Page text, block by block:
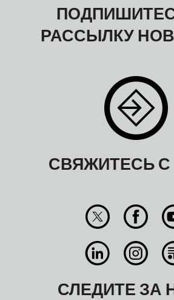
РАССЫЛКУ
СВЯЖИТЕСЬ
СЛЕДИТЕ ЗА